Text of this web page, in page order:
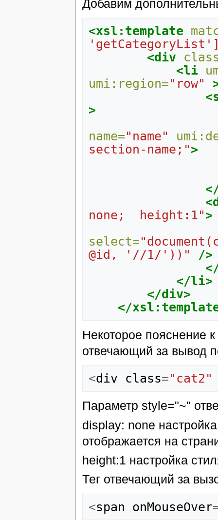
Добавим
<xsl:template
<div
<li
umi:region="row"
>
name="name"
section-name;">
none;  height:1">
select=
@id, '//1/'))"
/>
</li>
</div>
</
Некоторое пояснение
отвечающий за вывод
<div class="cat2"
Параметр style="~"
display: none
отображается на
height:1 настройка
Тег отвечающий за
<span onMouseOver